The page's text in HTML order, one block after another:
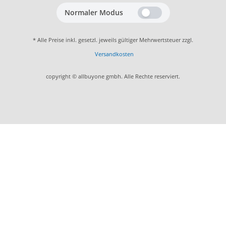
Normaler Modus
* Alle Preise inkl. gesetzl. jeweils gültiger Mehrwertsteuer zzgl.
Versandkosten
copyright © allbuyone gmbh. Alle Rechte reserviert.